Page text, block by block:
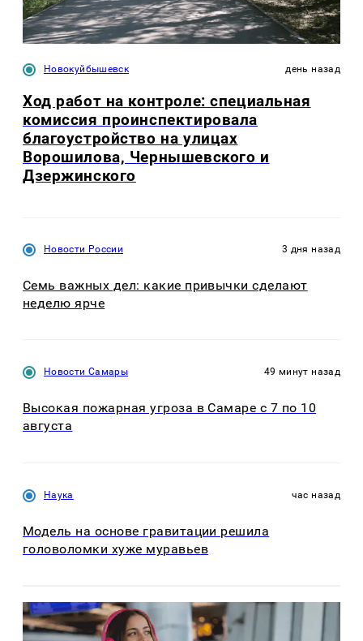
Новокуйбышевск день назад
Ход работ на контроле: специальная
комиссия проинспектировала
благоустройство на улицах
Ворошилова, Чернышевского и
Дзержинского
Новости России 3 дня назад
Семь важных дел: какие привычки сделают
неделю ярче
Новости Самары 49 минут назад
Высокая пожарная угроза в Самаре с 7 по 10
августа
Наука час назад
Модель на основе гравитации решила
головоломки хуже муравьев